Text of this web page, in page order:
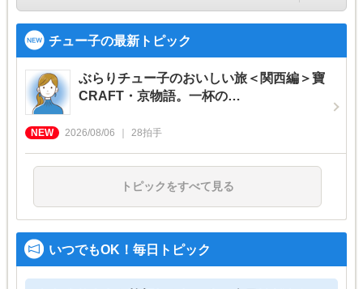
チュー子の最新トピック
ぶらりチュー子のおいしい旅＜関西編＞寶
CRAFT・京物語。一杯の…
2026/08/06 28拍手
トピックをすべて見る
いつでもOK！毎日トピック